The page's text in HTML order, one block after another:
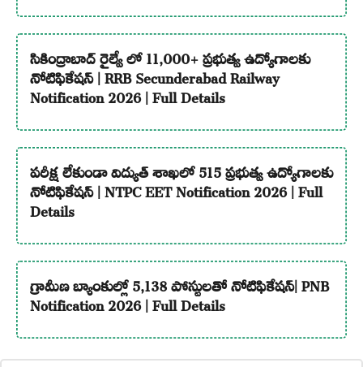
సికింద్రాబాద్ రైల్వే లో 11,000+ ప్రభుత్వ ఉద్యోగాలకు
నోటిఫికేషన్ | RRB Secunderabad Railway
Notification 2026 | Full Details
పరీక్ష లేకుండా విద్యుత్ శాఖలో 515 ప్రభుత్వ ఉద్యోగాలకు
నోటిఫికేషన్ | NTPC EET Notification 2026 | Full
Details
గ్రామీణ బ్యాంకుల్లో 5,138 పోస్టులతో నోటిఫికేషన్| PNB
Notification 2026 | Full Details